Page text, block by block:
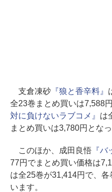
支倉凍砂『狼と香辛料』
全23巻まとめ買いは7,588
対に負けないラブコメ』 は
まとめ買いは3,780円となっ
このほか、成田良悟『バ
77円でまとめ買い価格は
は全25巻が31,414円で、
います。